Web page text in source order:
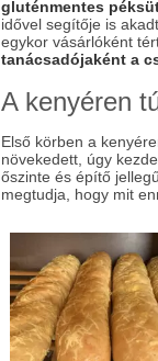
gluténmentes
idővel segítője is
egykor vásárlóként
tanácsadójaként a
A kenyéren
Első körben a
növekedett, úgy
őszinte és építő
megtudja, hogy mit